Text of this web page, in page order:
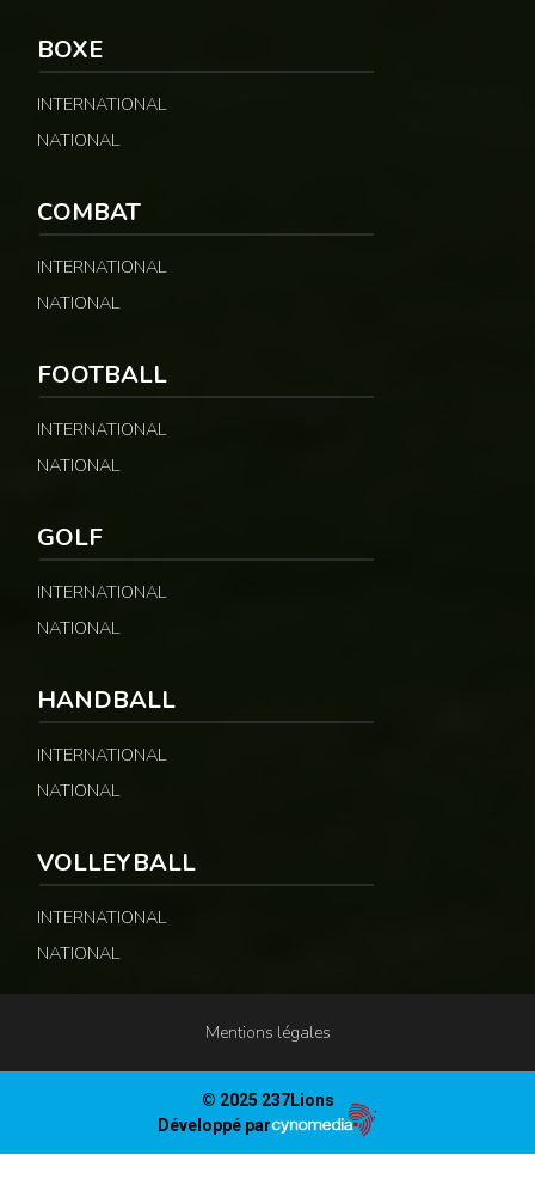
BOXE
INTERNATIONAL
NATIONAL
COMBAT
INTERNATIONAL
NATIONAL
FOOTBALL
INTERNATIONAL
NATIONAL
GOLF
INTERNATIONAL
NATIONAL
HANDBALL
INTERNATIONAL
NATIONAL
VOLLEYBALL
INTERNATIONAL
NATIONAL
Mentions légales
© 2025 237Lions
Développé par